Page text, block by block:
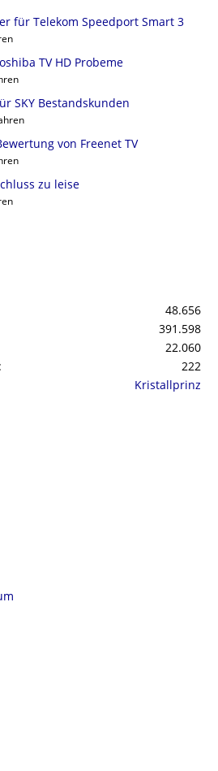
für Telekom Speedport Smart 3
TV HD Probeme
SKY Bestandskunden
von Freenet TV
zu leise
48.656
391.598
22.060
222
Kristallprinz